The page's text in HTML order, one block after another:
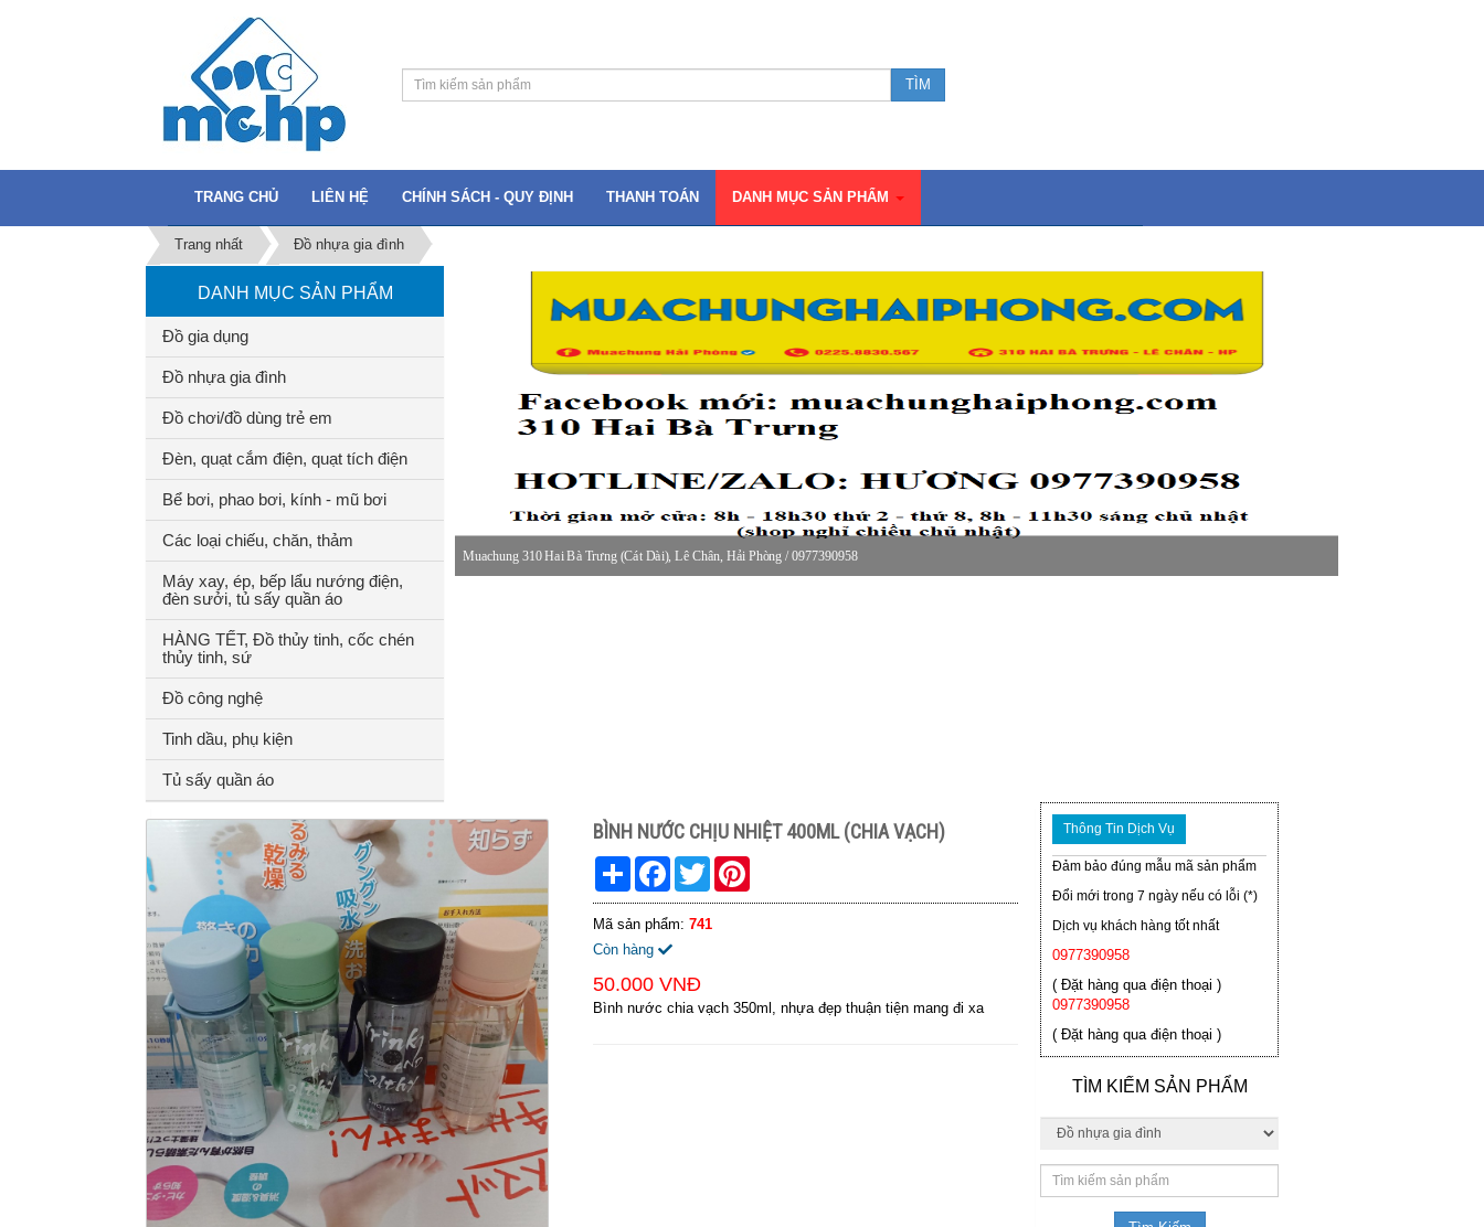
TRANG CHỦ LIÊN HỆ CHÍNH SÁCH - QUY ĐỊNH THANH TOÁN DANH MỤC SẢN PHẨM
Trang nhất Đồ nhựa gia đình
DANH MỤC SẢN PHẨM
Đồ gia dụng
Đồ nhựa gia đình
Đồ chơi/đồ dùng trẻ em
Đèn, quạt cắm điện, quạt tích điện
Bể bơi, phao bơi, kính - mũ bơi
Các loại chiếu, chăn, thảm
Máy xay, ép, bếp lẩu nướng điện,
đèn sưởi, tủ sấy quần áo
HÀNG TẾT, Đồ thủy tinh, cốc chén
thủy tinh, sứ
Đồ công nghệ
Tinh dầu, phụ kiện
Tủ sấy quần áo
Muachung 310 Hai Bà Trưng (Cát Dài), Lê Chân, Hải Phòng / 0977390958
BÌNH NƯỚC CHỊU NHIỆT 400ML (CHIA VẠCH)
Share FacebookTwitter
Mã sản phẩm: 741
Còn hàng
50.000 VNĐ
Bình nước chia vạch 350ml, nhựa đẹp thuận tiện mang đi xa
Thông Tin Dịch Vụ
Đảm bảo đúng mẫu mã sản phẩm
Đổi mới trong 7 ngày nếu có lỗi (*)
Dịch vụ khách hàng tốt nhất
0977390958
( Đặt hàng qua điện thoại )
0977390958
( Đặt hàng qua điện thoại )
TÌM KIẾM SẢN PHẨM